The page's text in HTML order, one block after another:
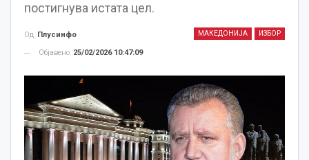
постигнува истата цел.
МАКЕДОНИЈА ИЗБОР
Од Плусинфо
Објавено 25/02/2026 10:47:09